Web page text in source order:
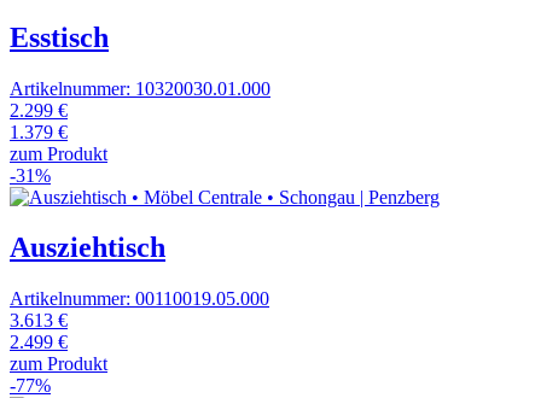
Esstisch
Artikelnummer: 10320030.01.000
2.299 €
1.379 €
zum Produkt
-31%
Ausziehtisch
Artikelnummer: 00110019.05.000
3.613 €
2.499 €
zum Produkt
-77%